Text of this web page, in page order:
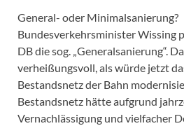
General- oder Minimalsanierung?
Bundesverkehrsminister Wissing
DB die sog. „Generalsanierung“.
verheißungsvoll, als würde jetzt
Bestandsnetz der Bahn
Bestandsnetz hätte aufgrund
Vernachlässigung und vielfacher